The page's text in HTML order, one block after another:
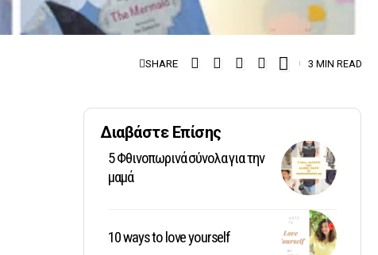
SHARE 3 MIN READ
Διαβάστε Επίσης
5 Φθινοπωρινά σύνολα για την
μαμά
10 ways to love yourself